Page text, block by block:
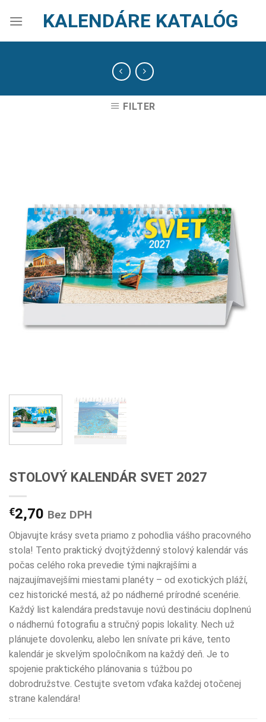
KALENDÁRE KATALÓG
FILTER
STOLOVÝ KALENDÁR SVET 2027
€2,70 Bez DPH
Objavujte krásy sveta priamo z pohodlia vášho pracovného
stola! Tento praktický dvojtýždenný stolový kalendár vás
počas celého roka prevedie tými najkrajšími a
najzaujímavejšími miestami planéty – od exotických pláží,
cez historické mestá, až po nádherné prírodné scenérie.
Každý list kalendára predstavuje novú destináciu doplnenú
o nádhernú fotografiu a stručný popis lokality. Nech už
plánujete dovolenku, alebo len snívate pri káve, tento
kalendár je skvelým spoločníkom na každý deň. Je to
spojenie praktického plánovania s túžbou po
dobrodružstve. Cestujte svetom vďaka každej otočenej
strane kalendára!